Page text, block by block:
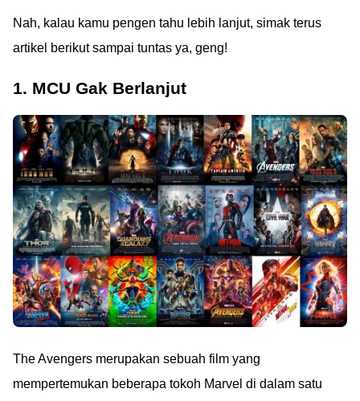
Nah, kalau kamu pengen tahu lebih lanjut, simak terus
artikel berikut sampai tuntas ya, geng!
1. MCU Gak Berlanjut
The Avengers merupakan sebuah film yang
mempertemukan beberapa tokoh Marvel di dalam satu